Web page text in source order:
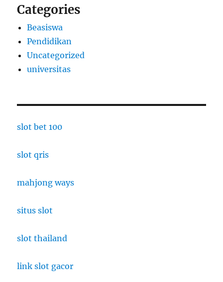
Categories
Beasiswa
Pendidikan
Uncategorized
universitas
slot bet 100
slot qris
mahjong ways
situs slot
slot thailand
link slot gacor